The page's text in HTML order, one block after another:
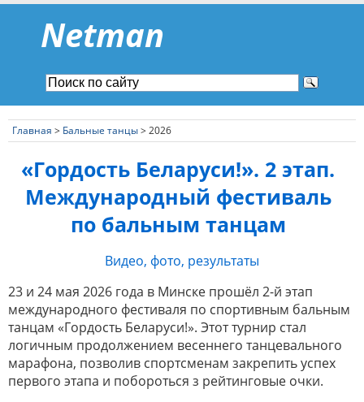
Netman
Главная > Бальные танцы> 2026
«Гордость Беларуси!». 2 этап.
Международный фестиваль
по бальным танцам
Видео, фото, результаты
23 и 24 мая 2026 года в Минске прошёл 2-й этап
международного фестиваля по спортивным бальным
танцам «Гордость Беларуси!». Этот турнир стал
логичным продолжением весеннего танцевального
марафона, позволив спортсменам закрепить успех
первого этапа и побороться з рейтинговые очки.